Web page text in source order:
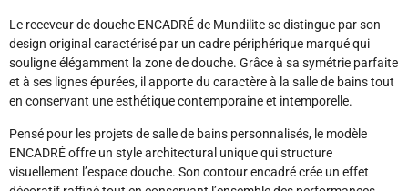
Le receveur de douche ENCADRÉ de Mundilite se distingue par son
design original caractérisé par un cadre périphérique marqué qui
souligne élégamment la zone de douche. Grâce à sa symétrie parfaite
et à ses lignes épurées, il apporte du caractère à la salle de bains tout
en conservant une esthétique contemporaine et intemporelle.
Pensé pour les projets de salle de bains personnalisés, le modèle
ENCADRÉ offre un style architectural unique qui structure
visuellement l’espace douche. Son contour encadré crée un effet